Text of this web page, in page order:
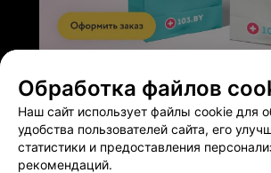
Обработка файлов
Наш сайт использует файлы cookie для
удобства пользователей сайта, его
статистики и предоставления
рекомендаций.